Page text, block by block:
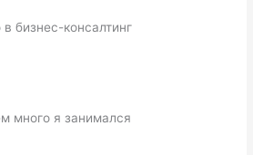
бизнес-консалтинг
много я занимался